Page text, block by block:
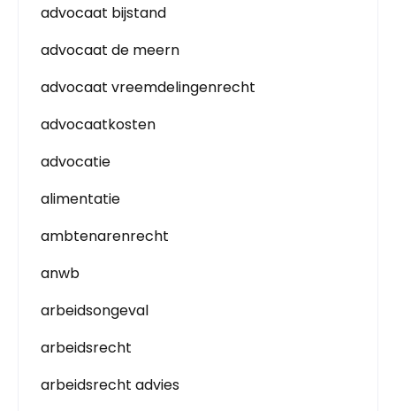
advocaat bijstand
advocaat de meern
advocaat vreemdelingenrecht
advocaatkosten
advocatie
alimentatie
ambtenarenrecht
anwb
arbeidsongeval
arbeidsrecht
arbeidsrecht advies